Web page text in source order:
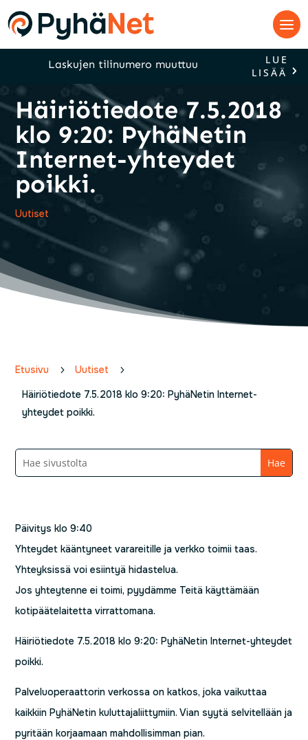
Laskujen tilinumero muuttuu
LUE
LISÄÄ
Häiriötiedote 7.5.2018
klo 9:20: PyhäNetin
Internet-yhteydet
poikki.
Uutiset
Etusivu 5 Uutiset
5
Häiriötiedote 7.5.2018 klo 9:20: PyhäNetin Internet-
yhteydet poikki.
Päivitys klo 9:40
Yhteydet kääntyneet varareitille ja verkko toimii taas.
Yhteyksissä voi esiintyä hidastelua.
Jos yhteytenne ei toimi, pyydämme Teitä käyttämään
kotipäätelaitetta virrattomana.
Häiriötiedote 7.5.2018 klo 9:20: PyhäNetin Internet-yhteydet
poikki.
Palveluoperaattorin verkossa on katkos, joka vaikuttaa
kaikkiin PyhäNetin kuluttajaliittymiin. Vian syytä selvitellään ja
pyritään korjaamaan mahdollisimman pian.